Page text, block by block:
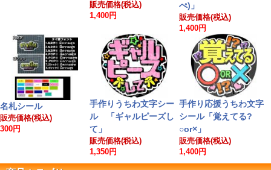
販売価格(税込)
1,400円
ぺ)」
販売価格(税込)
1,400円
名札シール
販売価格(税込)
300円
手作りうちわ文字シー
ル 「ギャルピーズし
て」
販売価格(税込)
1,350円
手作り応援うちわ文字
シール「覚えてる?
○or×」
販売価格(税込)
1,400円